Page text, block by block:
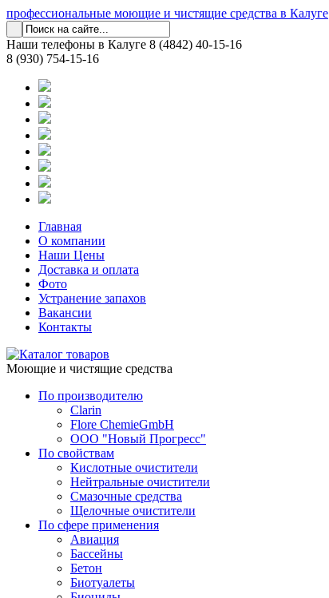
профессиональные моющие и чистящие средства в Калуге
Наши телефоны в Калуге 8 (4842) 40-15-16
8 (930) 754-15-16
Главная
О компании
Наши Цены
Доставка и оплата
Фото
Устранение запахов
Вакансии
Контакты
Моющие и чистящие средства
По производителю
Clarin
Flore ChemieGmbH
ООО "Новый Прогресс"
По свойствам
Кислотные очистители
Нейтральные очистители
Смазочные средства
Щелочные очистители
По сфере применения
Авиация
Бассейны
Бетон
Биотуалеты